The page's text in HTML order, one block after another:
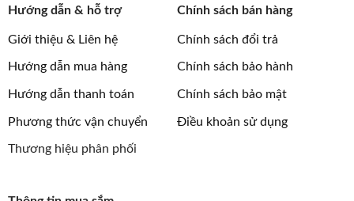
Hướng dẫn & hỗ trợ
Giới thiệu & Liên hệ
Hướng dẫn mua hàng
Hướng dẫn thanh toán
Phương thức vận chuyển
Thương hiệu phân phối
Chính sách bán hàng
Chính sách đổi trả
Chính sách bảo hành
Chính sách bảo mật
Điều khoản sử dụng